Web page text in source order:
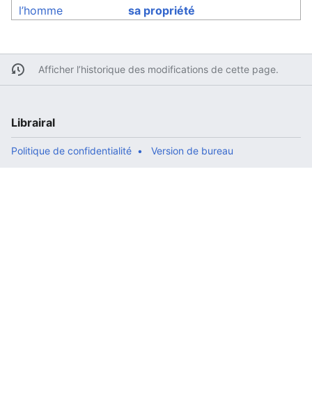
l’homme
sa propriété
Afficher l’historique des modifications de cette page.
Librairal
Politique de confidentialité Version de bureau